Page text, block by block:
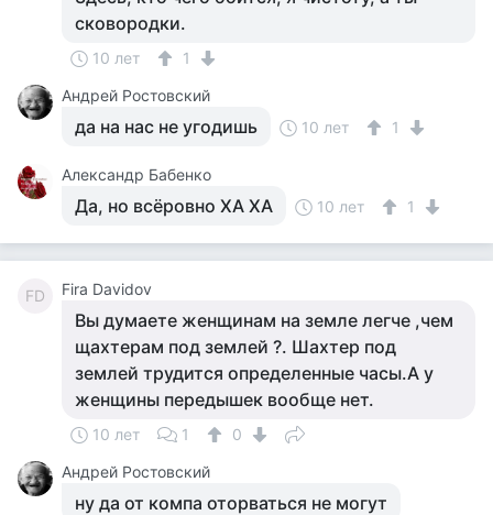
сковородки.
10 лет
1
Андрей Ростовский
да на нас не угодишь 10 лет 1
Александр Бабенко
Да, но всёровно ХА ХА 10 лет 1
FD Fira Davidov
Вы думаете женщинам на земле легче ,чем
щаxтерам под землей ?. Шаxтер под
землей трудится определенные часы.А у
женщины передышек вообще нет.
10 лет 1
0
Андрей Ростовский
ну да от компа оторваться не могут